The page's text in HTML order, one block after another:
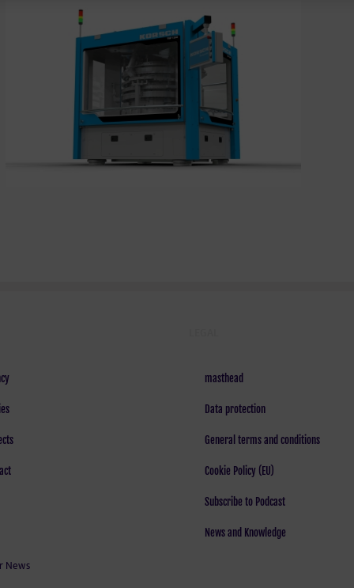
News
masthead
Data protection
General terms and conditions
Cookie Policy (EU)
Subscribe to Podcast
News and Knowledge